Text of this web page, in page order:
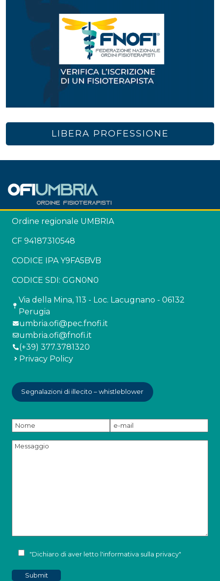
LIBERA PROFESSIONE
Ordine regionale UMBRIA
CF 94187310548
CODICE IPA Y9FA5BVB
CODICE SDI: GGN0N0
Via della Mina, 113 - Loc. Lacugnano - 06132
Perugia
umbria.ofi@pec.fnofi.it
umbria.ofi@fnofi.it
(+39) 377.3781320
Privacy Policy
Segnalazioni di illecito – whistleblower
"Dichiaro di aver letto l'informativa sulla privacy"